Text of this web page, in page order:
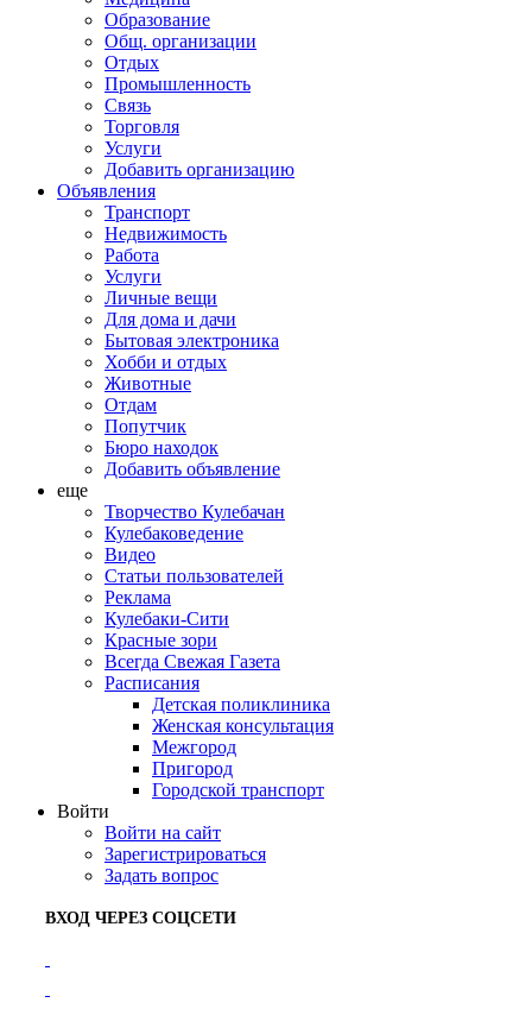
Образование
Общ. организации
Отдых
Промышленность
Связь
Торговля
Услуги
Добавить организацию
Объявления
Транспорт
Недвижимость
Работа
Услуги
Личные вещи
Для дома и дачи
Бытовая электроника
Хобби и отдых
Животные
Отдам
Попутчик
Бюро находок
Добавить объявление
еще
Творчество Кулебачан
Кулебаковедение
Видео
Статьи пользователей
Реклама
Кулебаки-Сити
Красные зори
Всегда Свежая Газета
Расписания
Детская поликлиника
Женская консультация
Межгород
Пригород
Городской транспорт
Войти
Войти на сайт
Зарегистрироваться
Задать вопрос
ВХОД ЧЕРЕЗ СОЦСЕТИ